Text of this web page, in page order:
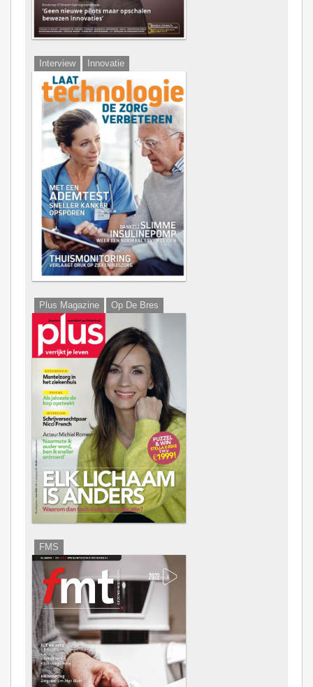
Interview
Innovatie
Digitalisering
Plus Magazine
Op De Bres
Interview
Digitalisering
FMS